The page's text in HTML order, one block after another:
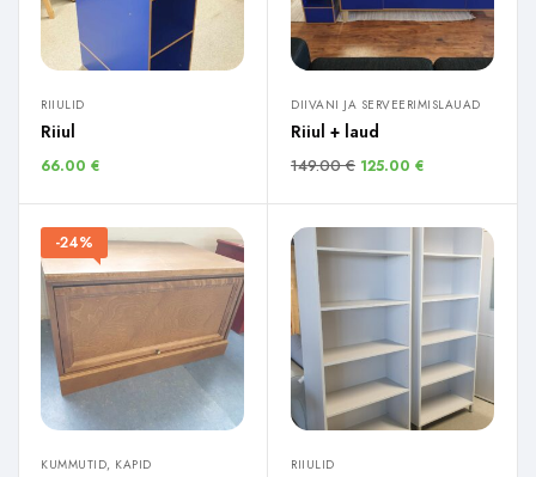
RIIULID
Riiul
66.00 €
DIIVANI JA SERVEERIMISLAUAD
Riiul + laud
149.00€ 125.00 €
-24%
KUMMUTID, KAPID RIIULID